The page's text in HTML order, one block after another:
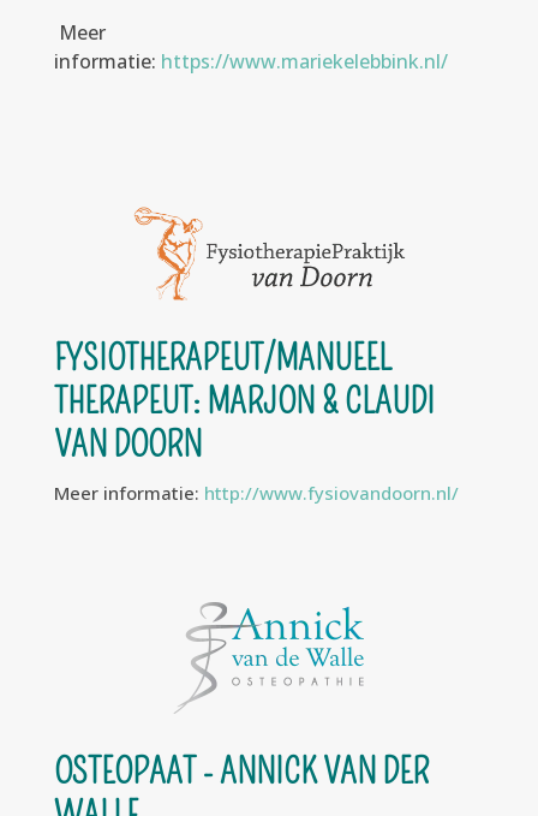
Meer
informatie: https://www.mariekelebbink.nl/
FYSIOTHERAPEUT/MANUEEL
THERAPEUT: MARJON & CLAUDI
VAN DOORN
Meer informatie: http://www.fysiovandoorn.nl/
OSTEOPAAT - ANNICK VAN DER